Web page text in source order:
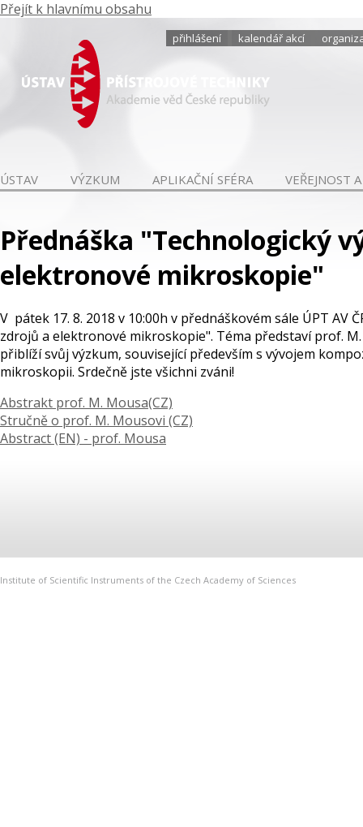
Přejít k hlavnímu obsahu
přihlášení kalendář akcí
ÚSTAV VÝZKUM APLIKAČNÍ SFÉRA VEŘEJNOST
Přednáška "Technologický
elektronové mikroskopie"
V pátek 17. 8. 2018 v 10:00h v přednáškovém sále ÚPT
zdrojů a elektronové mikroskopie". Téma představí prof.
přiblíží svůj výzkum, související především s vývojem
mikroskopii. Srdečně jste všichni zváni!
Abstrakt prof. M. Mousa(CZ)
Stručně o prof. M. Mousovi (CZ)
Abstract (EN) - prof. Mousa
Institute of Scientific Instruments of the Czech Academy of Sciences